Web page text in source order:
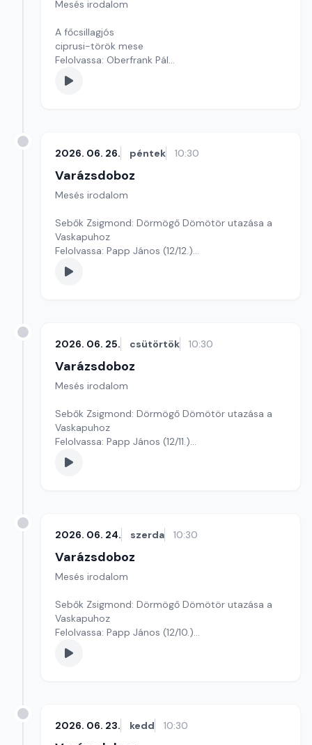
Mesés irodalom
A főcsillagjós
ciprusi-török mese
Felolvassa: Oberfrank Pál
Szerkesztő: Varga Andrea
2026. 06. 26. péntek 10:30
Varázsdoboz
Mesés irodalom
Sebők Zsigmond: Dörmögő Dömötör utazása a
Vaskapuhoz
Felolvassa: Papp János (12/12.)
Szerkesztő: Varga Andrea
2026. 06. 25. csütörtök 10:30
Varázsdoboz
Mesés irodalom
Sebők Zsigmond: Dörmögő Dömötör utazása a
Vaskapuhoz
Felolvassa: Papp János (12/11.)
Szerkesztő: Varga Andrea
2026. 06. 24. szerda 10:30
Varázsdoboz
Mesés irodalom
Sebők Zsigmond: Dörmögő Dömötör utazása a
Vaskapuhoz
Felolvassa: Papp János (12/10.)
Szerkesztő: Varga Andrea
2026. 06. 23. kedd 10:30